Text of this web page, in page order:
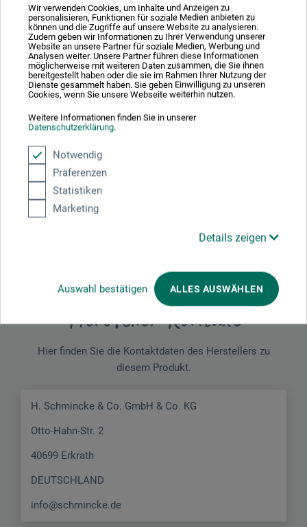
Wir verwenden Cookies, um Inhalte und Anzeigen zu
personalisieren, Funktionen für soziale Medien anbieten zu
können und die Zugriffe auf unsere Website zu analysieren.
Zudem geben wir Informationen zu Ihrer Verwendung unserer
Website an unsere Partner für soziale Medien, Werbung und
Analysen weiter. Unsere Partner führen diese Informationen
möglicherweise mit weiteren Daten zusammen, die Sie ihnen
bereitgestellt haben oder die sie im Rahmen Ihrer Nutzung der
Dienste gesammelt haben. Sie geben Einwilligung zu unseren
Cookies, wenn Sie unsere Webseite weiterhin nutzen.
Weitere Informationen finden Sie in unserer
Datenschutzerklärung.
Notwendig
Präferenzen
Statistiken
Marketing
Details zeigen
Auswahl bestätigen ALLES AUSWÄHLEN
Sicherheitsdatenblatt
CH_DE_Schmincke_Leinoel-Firnis_S50014_2018.pdf
Produktbewertungen (0)
Schreiben Sie die erste Bewertung zu diesem Produkt
JETZT PRODUKT BEWERTEN
Hersteller-Kontakt
Hier finden Sie die Kontaktdaten des Herstellers zu
diesem Produkt.
H. Schmincke & Co. GmbH & Co. KG
Otto-Hahn-Str. 2
40699 Erkrath
DEUTSCHLAND
info@schmincke.de